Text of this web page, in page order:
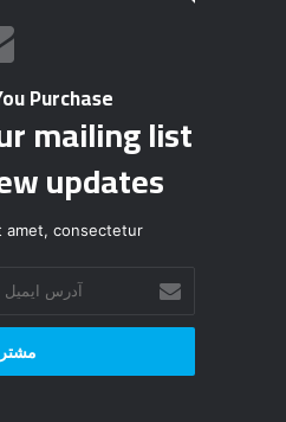
Purchase
mailing list
updates!
amet, consectetur.
ر
ا